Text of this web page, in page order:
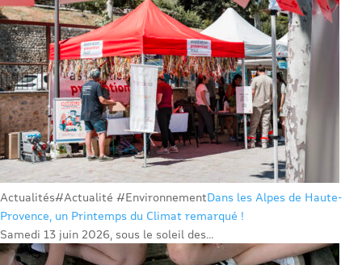
Actualités#Actualité #EnvironnementDans les Alpes de Haute-
Provence, un Printemps du Climat remarqué !
Samedi 13 juin 2026, sous le soleil des...